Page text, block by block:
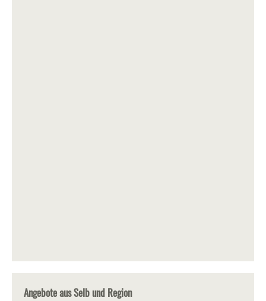
Angebote aus Selb und Region